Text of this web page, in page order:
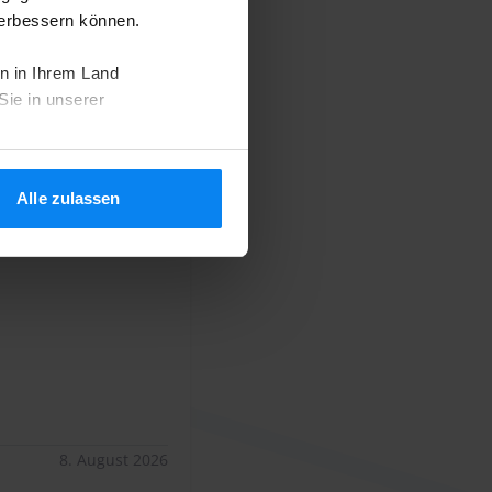
können.
in Ihrem Land
in unserer
Alle zulassen
8. August 2026